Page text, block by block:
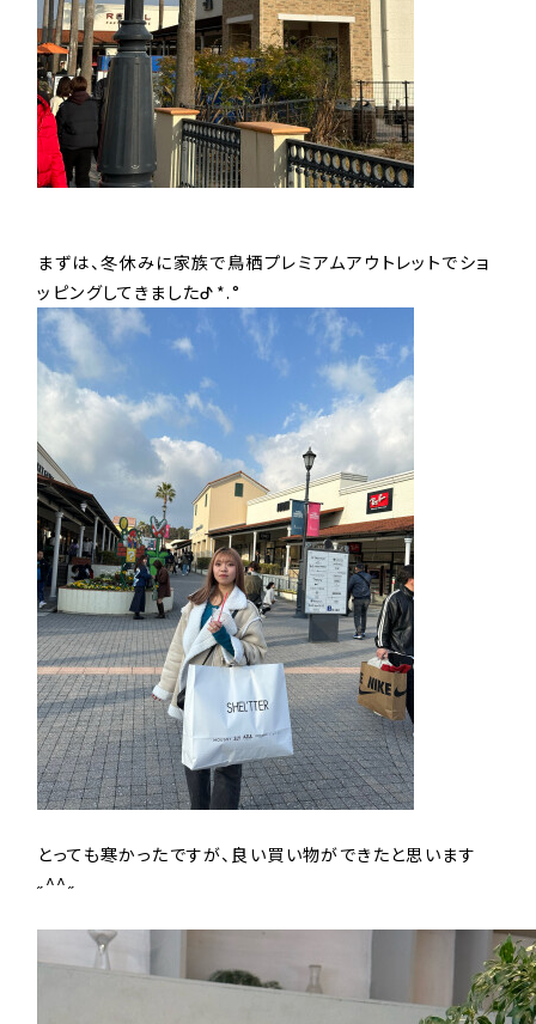
まずは、冬休みに家族で鳥栖プレミアムアウトレットでショ
ッピングしてきましたᕷ*.°
とっても寒かったですが、良い買い物ができたと思います
˶^^˶